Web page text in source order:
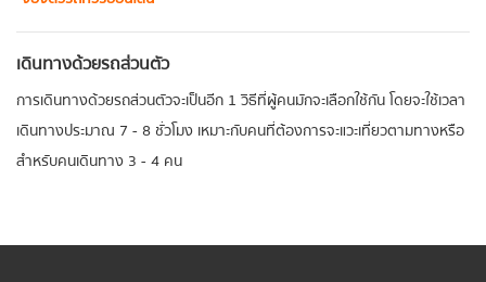
เดินทางด้วยรถส่วนตัว
การเดินทางด้วยรถส่วนตัวจะเป็นอีก 1 วิธีที่ผู้คนมักจะเลือกใช้กัน โดยจะใช้เวลา
เดินทางประมาณ 7 - 8 ชั่วโมง เหมาะกับคนที่ต้องการจะแวะเที่ยวตามทางหรือ
สำหรับคนเดินทาง 3 - 4 คน